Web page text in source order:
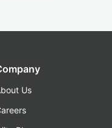
Us